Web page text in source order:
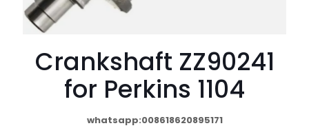
Crankshaft ZZ90241
for Perkins 1104
whatsapp:008618620895171